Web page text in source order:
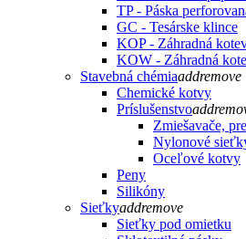
TP - Páska
GC - Tesárske klince
KOP - Záhradná
KOW - Záhradná
Stavebná chémiaaddremove
Chemické kotvy
Príslušenstvoadd
Zmiešavače,
Nylonové
Oceľové kotvy
Peny
Silikóny
Sieťkyaddremove
Sieťky pod omietku